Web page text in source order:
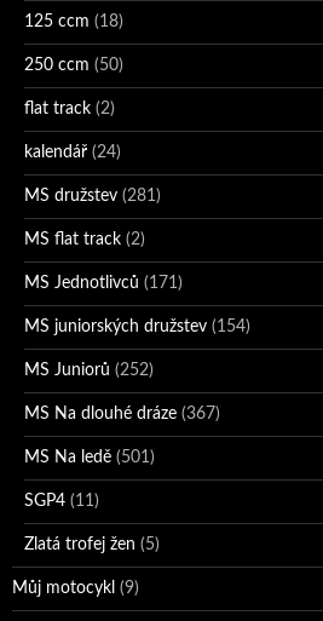
125 ccm (18)
250 ccm (50)
flat track (2)
kalendář (24)
MS družstev (281)
MS flat track (2)
MS Jednotlivců (171)
MS juniorských družstev (154)
MS Juniorů (252)
MS Na dlouhé dráze (367)
MS Na ledě (501)
SGP4 (11)
Zlatá trofej žen (5)
Můj motocykl (9)